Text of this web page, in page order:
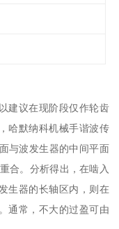
建议在现阶段仅作轮齿
哈默纳科机械手谐波传
与波发生器的中间平面
合。分析得出，在啮入
生器的长轴区内，则在
通常，不大的过盈可由